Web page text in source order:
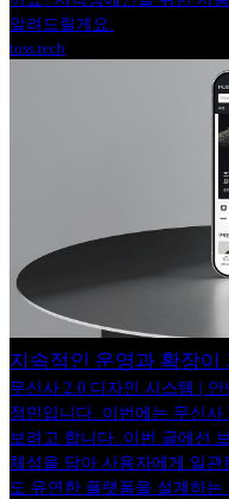
알려드릴게요.
toss.tech
지속적인 운영과 확장이
무신사 2.0 디자인 시스템 |
정민입니다. 이번에는 무신
보려고 합니다. 이번 글에선
체성을 담아 사용자에게 일
도 유연한 플랫폼을 설계하는